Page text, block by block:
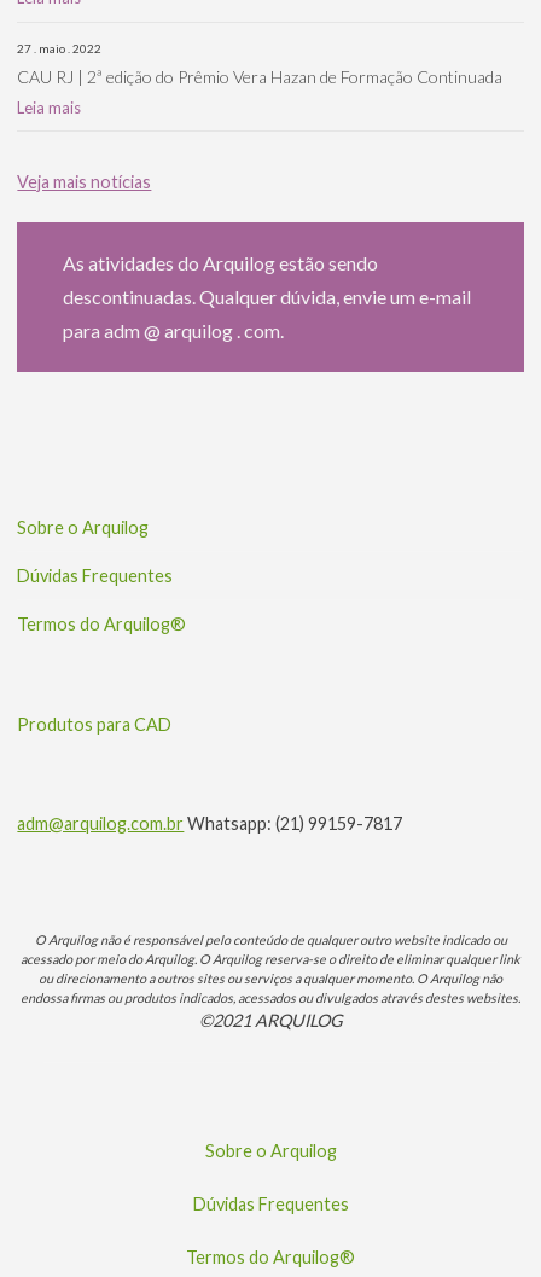
27 . maio . 2022
CAU RJ | 2ª edição do Prêmio Vera Hazan de Formação Continuada
Leia mais
Veja mais notícias
As atividades do Arquilog estão sendo
descontinuadas. Qualquer dúvida, envie um e-mail
para adm @ arquilog . com.
Sobre o Arquilog
Dúvidas Frequentes
Termos do Arquilog®
Produtos para CAD
adm@arquilog.com.brWhatsapp: (21) 99159-7817
O Arquilog não é responsável pelo conteúdo de qualquer outro website indicado ou
acessado por meio do Arquilog. O Arquilog reserva-se o direito de eliminar qualquer link
ou direcionamento a outros sites ou serviços a qualquer momento. O Arquilog não
endossa firmas ou produtos indicados, acessados ou divulgados através destes websites.
©2021 ARQUILOG
Sobre o Arquilog
Dúvidas Frequentes
Termos do Arquilog®